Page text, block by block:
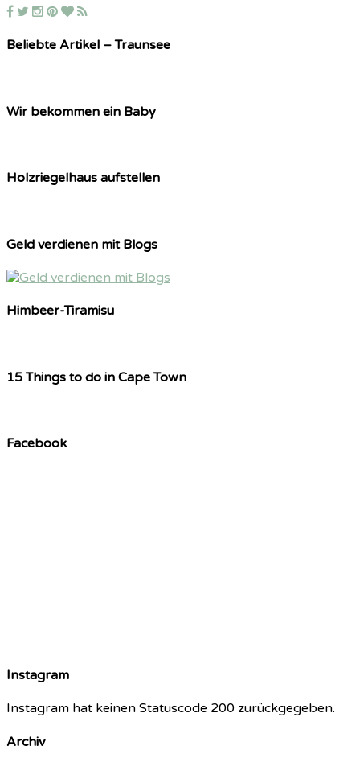
Beliebte Artikel – Traunsee
Wir bekommen ein Baby
Holzriegelhaus aufstellen
Geld verdienen mit Blogs
Himbeer-Tiramisu
15 Things to do in Cape Town
Facebook
Instagram
Instagram hat keinen Statuscode 200 zurückgegeben.
Archiv